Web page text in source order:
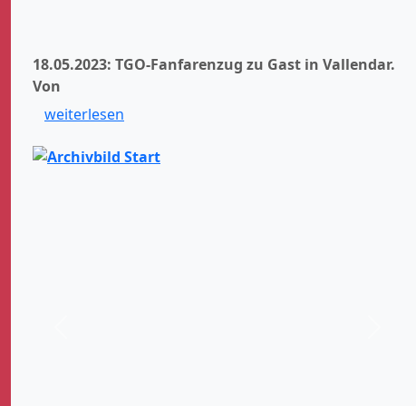
18.05.2023: TGO-Fanfarenzug zu Gast in Vallendar.
Von
weiterlesen